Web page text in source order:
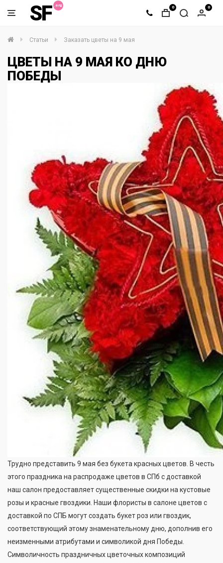
SF 0 0
Статьи Заказать цветы на 9 мая
ЦВЕТЫ НА 9 МАЯ КО ДНЮ
ПОБЕДЫ
Трудно представить 9 мая без букета красных цветов. В честь
этого праздника на распродаже цветов в СПб с доставкой
наш салон предоставляет существенные скидки на кустовые
розы и красные гвоздики. Наши флористы в салоне цветов с
доставкой по СПБ могут создать букет роз или гвоздик,
соответствующий этому знаменательному дню, дополнив его
неизменными атрибутами и символикой дня Победы.
Символичность праздничных цветочных композиций